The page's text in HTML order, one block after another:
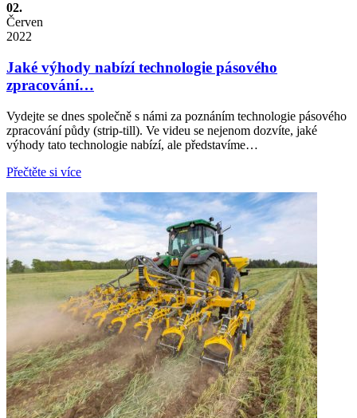
02.
Červen
2022
Jaké výhody nabízí technologie pásového
zpracování…
Vydejte se dnes společně s námi za poznáním technologie pásového
zpracování půdy (strip-till). Ve videu se nejenom dozvíte, jaké
výhody tato technologie nabízí, ale představíme…
Přečtěte si více